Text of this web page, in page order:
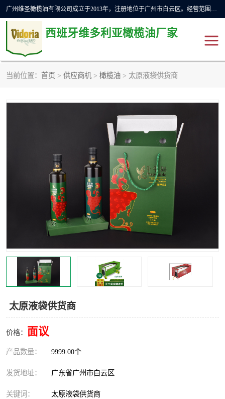
广州维圣橄榄油有限公司成立于2013年，注册地位于广州市白云区。经营范围包括饲料原料销售;畜牧渔业饲料销售;化妆品批发;贸易经纪;食品进出口等，主要产品有：橄榄果渣油，橄榄油，纯橄榄油等。
西班牙维多利亚橄榄油厂家
当前位置： 首页 > 供应商机 > 橄榄油 > 太原液袋供货商
太原液袋供货商
价格： 面议
产品数量： 9999.00个
发货地址： 广东省广州市白云区
关键词： 太原液袋供货商
精炼橄榄油